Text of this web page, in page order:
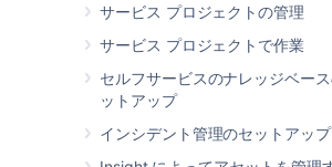
サービス プロジェクトの管理
サービス プロジェクトで作業
セルフサービスのナレッジベー
ットアップ
インシデント管理のセットアップ
する IT チーム
ためのベスト
クティス